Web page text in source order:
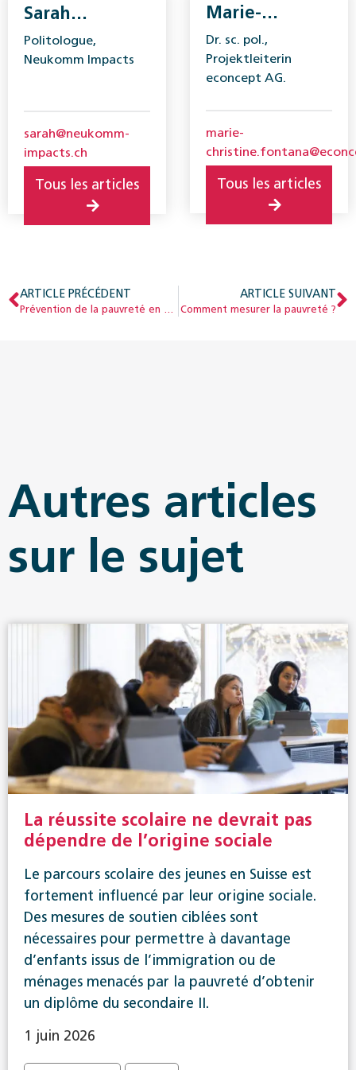
Sarah
Neukomm
Politologue,
Neukomm Impacts
sarah@neukomm-
impacts.ch
Tous les articles
Marie-
Christine
Fontana
Dr. sc. pol.,
Projektleiterin
econcept AG.
marie-
Tous les articles
ARTICLE PRÉCÉDENT ARTICLE SUIVANT
Comment mesurer la pauvreté ?
Autres articles
sur le sujet
La réussite scolaire ne devrait pas
dépendre de l’origine sociale
Le parcours scolaire des jeunes en Suisse est
fortement influencé par leur origine sociale.
Des mesures de soutien ciblées sont
nécessaires pour permettre à davantage
d’enfants issus de l’immigration ou de
ménages menacés par la pauvreté d’obtenir
un diplôme du secondaire II.
1 juin 2026